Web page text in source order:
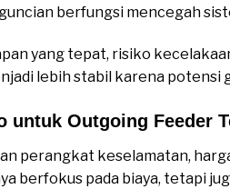
berfungsi mencegah
yang tepat, risiko
lebih stabil karena potensi
untuk Outgoing Feeder
perangkat keselamatan,
berfokus pada biaya, tetapi